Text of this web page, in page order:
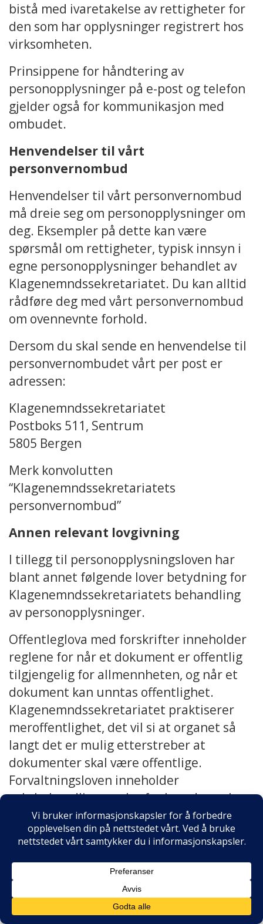
bistå med ivaretakelse av rettigheter for
den som har opplysninger registrert hos
virksomheten.
Prinsippene for håndtering av
personopplysninger på e-post og telefon
gjelder også for kommunikasjon med
ombudet.
Henvendelser til vårt
personvernombud
Henvendelser til vårt personvernombud
må dreie seg om personopplysninger om
deg. Eksempler på dette kan være
spørsmål om rettigheter, typisk innsyn i
egne personopplysninger behandlet av
Klagenemndssekretariatet. Du kan alltid
rådføre deg med vårt personvernombud
om ovennevnte forhold.
Dersom du skal sende en henvendelse til
personvernombudet vårt per post er
adressen:
Klagenemndssekretariatet
Postboks 511, Sentrum
5805 Bergen
Merk konvolutten
“Klagenemndssekretariatets
personvernombud”
Annen relevant lovgivning
I tillegg til personopplysningsloven har
blant annet følgende lover betydning for
Klagenemndssekretariatets behandling
av personopplysninger.
Offentleglova med forskrifter inneholder
reglene for når et dokument er offentlig
tilgjengelig for allmennheten, og når et
dokument kan unntas offentlighet.
Klagenemndssekretariatet praktiserer
meroffentlighet, det vil si at organet så
langt det er mulig etterstreber at
dokumenter skal være offentlige.
Forvaltningsloven inneholder
saksbehandlingsregler for hvordan saken
din vil bli behandlet i
Klagenemndssekretariatet. Som part i
saken har du særskilte rettigheter, bl.a.
om innsyn i sakens dokumenter.
Arkivlova gir regler om hvordan
arkivskaper skal behandle og oppbevare